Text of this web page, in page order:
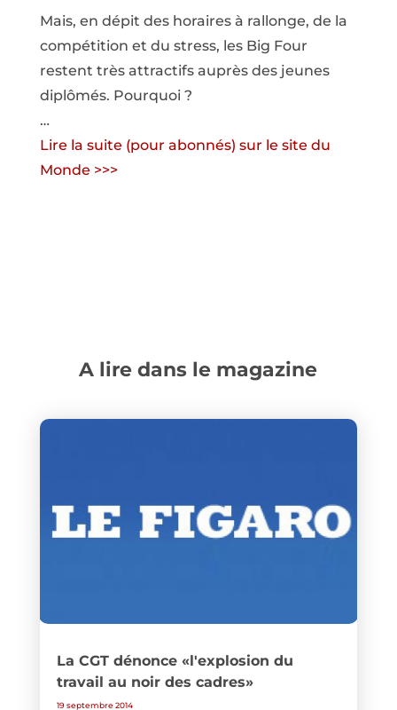
Mais, en dépit des horaires à rallonge, de la
compétition et du stress, les Big Four
restent très attractifs auprès des jeunes
diplômés. Pourquoi ?
…
Lire la suite (pour abonnés) sur le site du
Monde >>>
A lire dans le magazine
La CGT dénonce «l'explosion du
travail au noir des cadres»
19 septembre 2014